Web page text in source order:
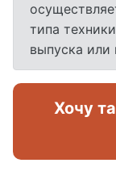
типа
выпуска
Хочу